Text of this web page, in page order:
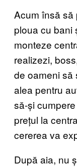
Acum însă să
ploua cu bani
monteze
realizezi,
de oameni să
alea pentru
să-și
prețul la
cererea va
După aia, nu